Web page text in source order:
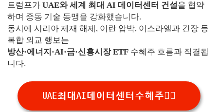
트럼프가 UAE와 세계 최대 AI 데이터센터 건설을 협약
하며 중동 기술 동맹을 강화했습니다.
동시에 시리아 제재 해제, 이란 압박, 이스라엘과 긴장 등
복합 외교 행보는
방산·에너지·AI·금·신흥시장 ETF 수혜주 흐름과 직결됩
니다.
UAE최대AI데이터센터수혜주👉🏻